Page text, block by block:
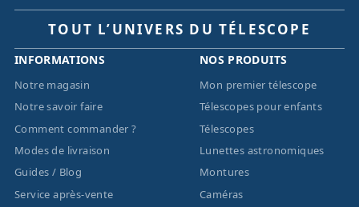
TOUT L’UNIVERS DU TÉLESCOPE
INFORMATIONS
Notre magasin
Notre savoir faire
Comment commander ?
Modes de livraison
Guides / Blog
Service après-vente
NOS PRODUITS
Mon premier télescope
Télescopes pour enfants
Télescopes
Lunettes astronomiques
Montures
Caméras